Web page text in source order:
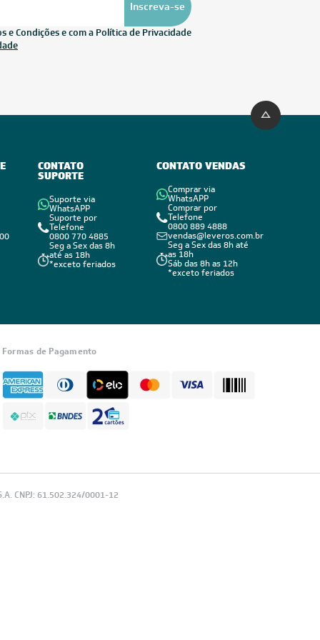
Inscreva-se
e Condições e com a Política de Privacidade
CONTATO
SUPORTE
Suporte via
WhatsAPP
Suporte por
Telefone
0800 770 4885
Seg a Sex das 8h
até as 18h
*exceto feriados
CONTATO VENDAS
Comprar via
WhatsAPP
Comprar por
Telefone
0800 889 4888
vendas@leveros.com.br
Seg a Sex das 8h até
as 18h
Sáb das 8h as 12h
*exceto feriados
Formas de Pagamento
CNPJ: 61.502.324/0001-12